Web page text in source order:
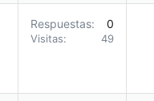
Respuestas 0
Visitas 49